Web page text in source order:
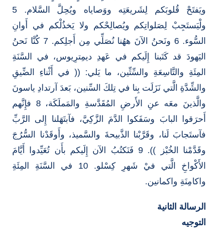
ويَفتَحْ قُلوبَكم لِشَريعَتِه ووَصاياه ويُحِلَّ السَّلام. 5
ولْيَستَجِبْ لِصَلواتِكم ويُصالِحْكم ولا يَخذُلْكم في أَوانِ
السُّوء. 6 ونَحنُ الآنَ ههُنا نُصَلِّي مِن أَجلِكم. 7 كُنَّا نَحنُ
اليَهودَ قد كَتَبنا إِلَيكم في عَهدِ ديمِترِيوس، في السَّنَةِ
المِئَةِ والتَّاسِعَةِ والسِّتِّين، ما يَلي: (( في أَثْناءِ الضِّيقِ
والشِّدَّةِ الَّتي نَزَلَت بِنا في تِلكَ السِّنين، بَعدَ آرتدادِ ياسونَ
والَّذينَ معَه عنِ الأَرضِ المُقَدَّسةِ والمَملَكَة، 8 فإِنَّهم
أَحرَقوا البابَ وسَفَكوا الدَّمَ الزَّكِيَّ، فآبتَهَلنا إِلى الرَّبِّ
فآستَجابَ لَنا، وقَرَّبْنا الذَّبيحةَ والسَّميذ، وأَوقَدْنا السُّرُجَ
وقَدَّمْنا الخُبْز )). 9 فَنَكتُبُ الآن إِلَيكم بأَن تُعَيِّدوا أَيَّامَ
الأَكْواخِ الَّتي فيْ شَهرِ كِسْلو. 10 في السَّنَةِ المِئَةِ
واكامِنَةِ واكمانين.
الرسالة الثانية
التوجيه